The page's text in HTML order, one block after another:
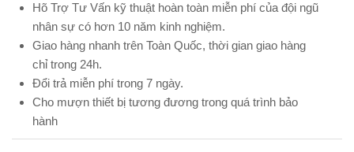
Hõ Trợ Tư Vấn kỹ thuật hoàn toàn miễn phí của đội ngũ
nhân sự có hơn 10 năm kinh nghiệm.
Giao hàng nhanh trên Toàn Quốc, thời gian giao hàng
chỉ trong 24h.
Đổi trả miễn phí trong 7 ngày.
Cho mượn thiết bị tương đương trong quá trình bảo
hành